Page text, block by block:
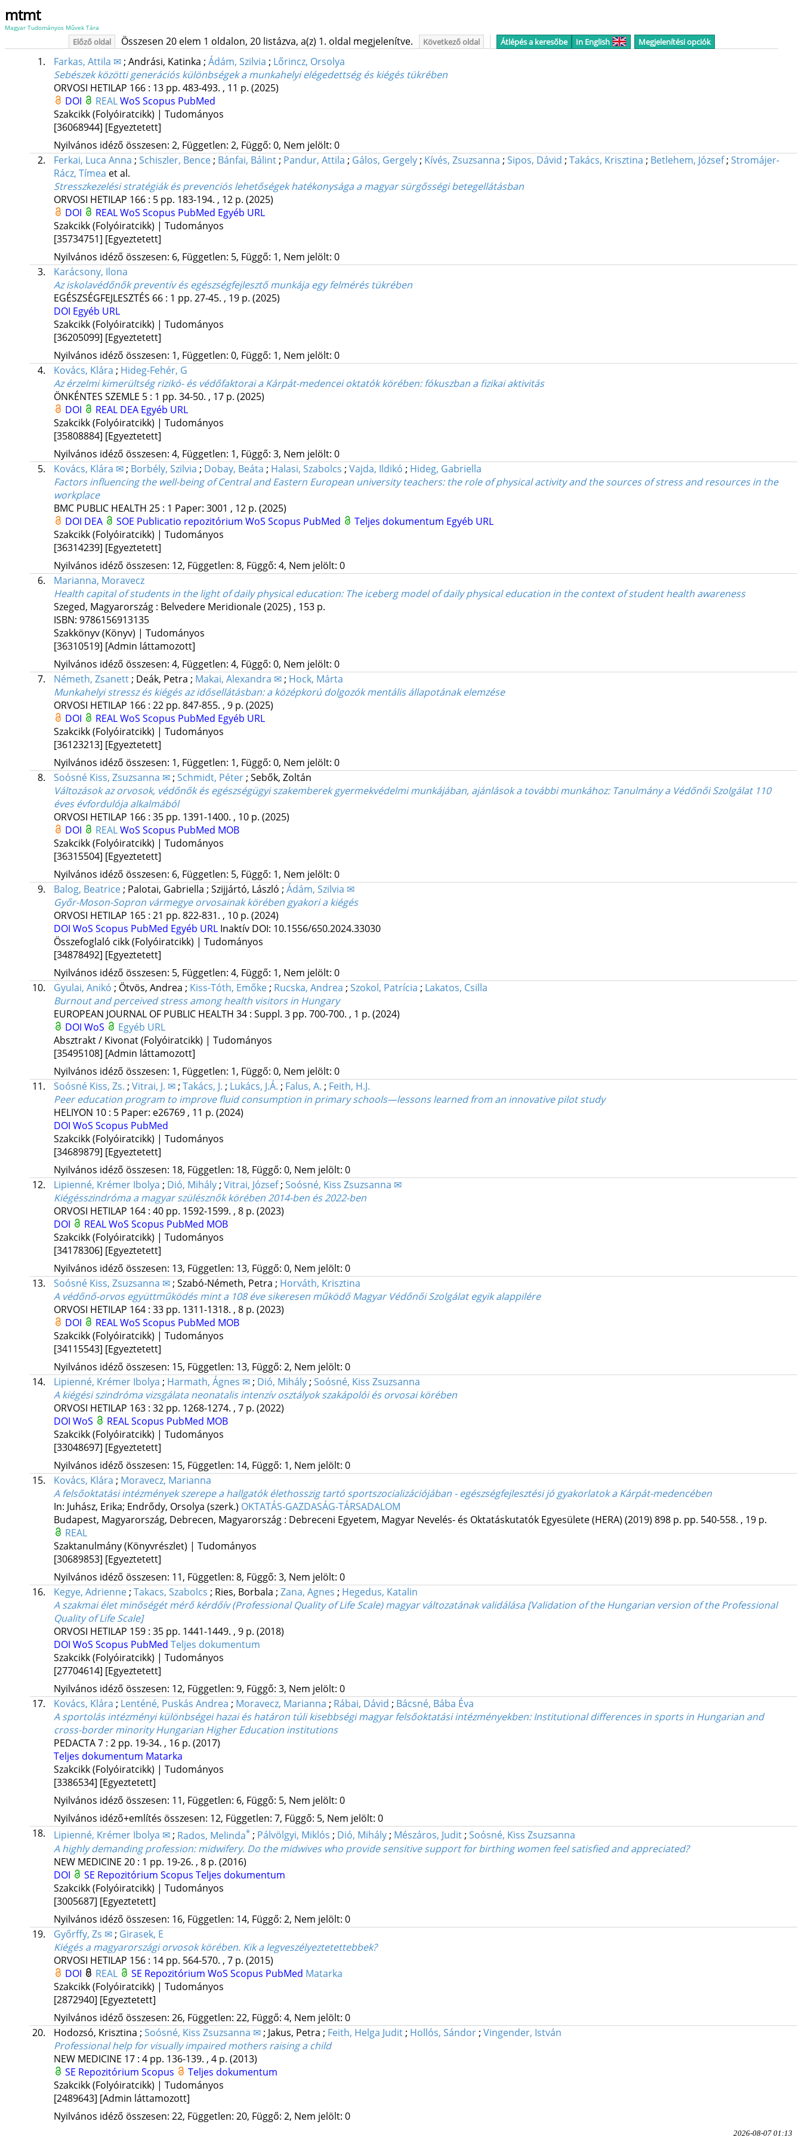
mtmt
Magyar Tudományos Művek Tára
Előző oldal Összesen 20 elem 1 oldalon, 20 listázva, a(z) 1. oldal megjelenítve. Következő oldal Átlépés a keresőbe In English Megjelenítési opciók
1. Farkas, Attila ✉; Andrási, Katinka ; Ádám, Szilvia ; Lőrincz, Orsolya
Sebészek közötti generációs különbségek a munkahelyi elégedettség és kiégés tükrében
ORVOSI HETILAP 166: 13 pp. 483-493. , 11 p. (2025)
DOI
REALWoS Scopus PubMed
Szakcikk (Folyóiratcikk) | Tudományos
[36068944] [Egyeztetett]
Nyilvános idéző összesen: 2, Független: 2, Függő: 0, Nem jelölt: 0
2.
Ferkai, Luca Anna ; Schiszler, Bence; Bánfai, Bálint; Pandur, Attila ; Gálos, Gergely; Kívés, Zsuzsanna ; Sipos, Dávid ; Takács, Krisztina ; Betlehem, József; Stromájer-
Rácz, Tímea et al.
Stresszkezelési stratégiák és prevenciós lehetőségek hatékonysága a magyar sürgősségi betegellátásban
ORVOSI HETILAP 166: 5 pp. 183-194. , 12 p. (2025)
DOI
REALWoS Scopus PubMed Egyéb URL
Szakcikk (Folyóiratcikk) | Tudományos
[35734751] [Egyeztetett]
Nyilvános idéző összesen: 6, Független: 5, Függő: 1, Nem jelölt: 0
3.
Karácsony, Ilona
Az iskolavédőnők preventív és egészségfejlesztő munkája egy felmérés tükrében
EGÉSZSÉGFEJLESZTÉS 66: 1 pp. 27-45. , 19 p. (2025)
DOI Egyéb URL
Szakcikk (Folyóiratcikk) | Tudományos
[36205099] [Egyeztetett]
Nyilvános idéző összesen: 1, Független: 0, Függő: 1, Nem jelölt: 0
4.
Kovács, Klára ; Hideg-Fehér, G
Az érzelmi kimerültség rizikó- és védőfaktorai a Kárpát-medencei oktatók körében: fókuszban a fizikai aktivitás
ÖNKÉNTES SZEMLE 5: 1 pp. 34-50. , 17 p. (2025)
DOI
REAL DEA Egyéb URL
Szakcikk (Folyóiratcikk) | Tudományos
[35808884] [Egyeztetett]
Nyilvános idéző összesen: 4, Független: 1, Függő: 3, Nem jelölt: 0
5.
Kovács, Klára ✉; Borbély, Szilvia ; Dobay, Beáta ; Halasi, Szabolcs ; Vajda, Ildikó ; Hideg, Gabriella
Factors influencing the well-being of Central and Eastern European university teachers: the role of physical activity and the sources of stress and resources in the
workplace
BMC PUBLIC HEALTH 25: 1 Paper: 3001 , 12 p. (2025)
DOI DEA SOE Publicatio repozitórium WoS Scopus PubMed Teljes dokumentum Egyéb URL
Szakcikk (Folyóiratcikk) | Tudományos
[36314239] [Egyeztetett]
Nyilvános idéző összesen: 12, Független: 8, Függő: 4, Nem jelölt: 0
6.
Marianna, Moravecz
Health capital of students in the light of daily physical education: The iceberg model of daily physical education in the context of student health awareness
Szeged, Magyarország : Belvedere Meridionale(2025) , 153 p.
ISBN: 9786156913135
Szakkönyv (Könyv) | Tudományos
[36310519] [Admin láttamozott]
Nyilvános idéző összesen: 4, Független: 4, Függő: 0, Nem jelölt: 0
7.
Németh, Zsanett; Deák, Petra ; Makai, Alexandra ✉; Hock, Márta
Munkahelyi stressz és kiégés az idősellátásban: a középkorú dolgozók mentális állapotának elemzése
ORVOSI HETILAP 166: 22 pp. 847-855. , 9 p. (2025)
DOI
REALWoS Scopus PubMed Egyéb URL
Szakcikk (Folyóiratcikk) | Tudományos
[36123213] [Egyeztetett]
Nyilvános idéző összesen: 1, Független: 1, Függő: 0, Nem jelölt: 0
8.
Soósné Kiss, Zsuzsanna ✉; Schmidt, Péter; Sebők, Zoltán
Változások az orvosok, védőnők és egészségügyi szakemberek gyermekvédelmi munkájában, ajánlások a további munkához: Tanulmány a Védőnői Szolgálat 110
éves évfordulója alkalmából
ORVOSI HETILAP 166: 35 pp. 1391-1400. , 10 p. (2025)
DOI
REALWoS Scopus PubMed MOB
Szakcikk (Folyóiratcikk) | Tudományos
[36315504] [Egyeztetett]
Nyilvános idéző összesen: 6, Független: 5, Függő: 1, Nem jelölt: 0
9.
Balog, Beatrice; Palotai, Gabriella ; Szijjártó, László ; Ádám, Szilvia ✉
Győr-Moson-Sopron vármegye orvosainak körében gyakori a kiégés
ORVOSI HETILAP 165: 21 pp. 822-831. , 10 p. (2024)
DOI WoS Scopus PubMed Egyéb URL Inaktív DOI: 10.1556/650.2024.33030
Összefoglaló cikk (Folyóiratcikk) | Tudományos
[34878492] [Egyeztetett]
Nyilvános idéző összesen: 5, Független: 4, Függő: 1, Nem jelölt: 0
10.
Gyulai, Anikó ; Ötvös, Andrea ; Kiss-Tóth, Emőke; Rucska, Andrea ; Szokol, Patrícia ; Lakatos, Csilla
Burnout and perceived stress among health visitors in Hungary
EUROPEAN JOURNAL OF PUBLIC HEALTH 34: Suppl. 3 pp. 700-700. , 1 p. (2024)
DOI WoS
Egyéb URL
Absztrakt / Kivonat (Folyóiratcikk) | Tudományos
[35495108] [Admin láttamozott]
Nyilvános idéző összesen: 1, Független: 1, Függő: 0, Nem jelölt: 0
11.
Soósné Kiss, Zs. ; Vitrai, J. ✉; Takács, J. ; Lukács, J.Á. ; Falus, A. ; Feith, H.J.
Peer education program to improve fluid consumption in primary schools—lessons learned from an innovative pilot study
HELIYON 10: 5 Paper: e26769 , 11 p. (2024)
DOI WoS Scopus PubMed
Szakcikk (Folyóiratcikk) | Tudományos
[34689879] [Egyeztetett]
Nyilvános idéző összesen: 18, Független: 18, Függő: 0, Nem jelölt: 0
12.
Lipienné, Krémer Ibolya ; Dió, Mihály; Vitrai, József; Soósné, Kiss Zsuzsanna ✉
Kiégésszindróma a magyar szülésznők körében 2014-ben és 2022-ben
ORVOSI HETILAP 164: 40 pp. 1592-1599. , 8 p. (2023)
DOI
REALWoS Scopus PubMed MOB
Szakcikk (Folyóiratcikk) | Tudományos
[34178306] [Egyeztetett]
Nyilvános idéző összesen: 13, Független: 13, Függő: 0, Nem jelölt: 0
13.
Soósné Kiss, Zsuzsanna ✉; Szabó-Németh, Petra ; Horváth, Krisztina
A védőnő-orvos együttműködés mint a 108 éve sikeresen működő Magyar Védőnői Szolgálat egyik alappilére
ORVOSI HETILAP 164: 33 pp. 1311-1318. , 8 p. (2023)
DOI
REALWoS Scopus PubMed MOB
Szakcikk (Folyóiratcikk) | Tudományos
[34115543] [Egyeztetett]
Nyilvános idéző összesen: 15, Független: 13, Függő: 2, Nem jelölt: 0
14.
Lipienné, Krémer Ibolya ; Harmath, Ágnes ✉; Dió, Mihály; Soósné, Kiss Zsuzsanna
A kiégési szindróma vizsgálata neonatalis intenzív osztályok szakápolói és orvosai körében
ORVOSI HETILAP 163: 32 pp. 1268-1274. , 7 p. (2022)
DOI WoS REALScopus PubMed MOB
Szakcikk (Folyóiratcikk) | Tudományos
[33048697] [Egyeztetett]
Nyilvános idéző összesen: 15, Független: 14, Függő: 1, Nem jelölt: 0
15.
Kovács, Klára ; Moravecz, Marianna
A felsőoktatási intézmények szerepe a hallgatók élethosszig tartó sportszocializációjában - egészségfejlesztési jó gyakorlatok a Kárpát-medencében
In: Juhász, Erika; Endrődy, Orsolya (szerk.) OKTATÁS-GAZDASÁG-TÁRSADALOM
Budapest, Magyarország, Debrecen, Magyarország : Debreceni Egyetem, Magyar Nevelés- és Oktatáskutatók Egyesülete (HERA) (2019) 898 p. pp. 540-558. , 19 p.
REAL
Szaktanulmány (Könyvrészlet) | Tudományos
[30689853] [Egyeztetett]
Nyilvános idéző összesen: 11, Független: 8, Függő: 3, Nem jelölt: 0
16.
Kegye, Adrienne; Takacs, Szabolcs ; Ries, Borbala ; Zana, Agnes ; Hegedus, Katalin
A szakmai élet minőségét mérő kérdőív (Professional Quality of Life Scale) magyar változatának validálása [Validation of the Hungarian version of the Professional
Quality of Life Scale]
ORVOSI HETILAP 159: 35 pp. 1441-1449. , 9 p. (2018)
DOI WoS Scopus PubMed Teljes dokumentum
Szakcikk (Folyóiratcikk) | Tudományos
[27704614] [Egyeztetett]
Nyilvános idéző összesen: 12, Független: 9, Függő: 3, Nem jelölt: 0
17.
Kovács, Klára ; Lenténé, Puskás Andrea ; Moravecz, Marianna ; Rábai, Dávid ; Bácsné, Bába Éva
A sportolás intézményi különbségei hazai és határon túli kisebbségi magyar felsőoktatási intézményekben: Institutional differences in sports in Hungarian and
cross-border minority Hungarian Higher Education institutions
PEDACTA7: 2 pp. 19-34. , 16 p. (2017)
Teljes dokumentum Matarka
Szakcikk (Folyóiratcikk) | Tudományos
[3386534] [Egyeztetett]
Nyilvános idéző összesen: 11, Független: 6, Függő: 5, Nem jelölt: 0
Nyilvános idéző+említés összesen: 12, Független: 7, Függő: 5, Nem jelölt: 0
18.
Lipienné, Krémer Ibolya ✉; Rados, Melinda* ; Pálvölgyi, Miklós ; Dió, Mihály; Mészáros, Judit; Soósné, Kiss Zsuzsanna
A highly demanding profession: midwifery. Do the midwives who provide sensitive support for birthing women feel satisfied and appreciated?
NEW MEDICINE 20: 1 pp. 19-26. , 8 p. (2016)
DOI
SE Repozitórium Scopus Teljes dokumentum
Szakcikk (Folyóiratcikk) | Tudományos
[3005687] [Egyeztetett]
Nyilvános idéző összesen: 16, Független: 14, Függő: 2, Nem jelölt: 0
19.
Győrffy, Zs ✉ ; Girasek, E
Kiégés a magyarországi orvosok körében. Kik a legveszélyeztetettebbek?
ORVOSI HETILAP 156: 14 pp. 564-570. , 7 p. (2015)
DOI
REAL SE Repozitórium WoS Scopus PubMed Matarka
Szakcikk (Folyóiratcikk) | Tudományos
[2872940] [Egyeztetett]
Nyilvános idéző összesen: 26, Független: 22, Függő: 4, Nem jelölt: 0
20.
Hodozsó, Krisztina ; Soósné, Kiss Zsuzsanna ✉ ; Jakus, Petra ; Feith, Helga Judit ; Hollós, Sándor ; Vingender, István
Professional help for visually impaired mothers raising a child
NEW MEDICINE 17: 4 pp. 136-139. , 4 p. (2013)
SE Repozitórium Scopus
Teljes dokumentum
Szakcikk (Folyóiratcikk) | Tudományos
[2489643] [Admin láttamozott]
Nyilvános idéző összesen: 22, Független: 20, Függő: 2, Nem jelölt: 0
2026-08-07 01:13